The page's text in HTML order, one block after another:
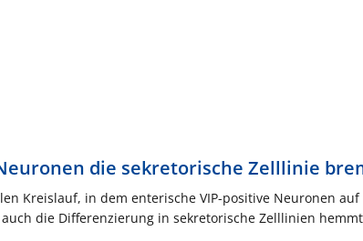
die sekretorische Zelllinie
Kreislauf, in dem enterische VIP-positive Neuronen auf
die Differenzierung in sekretorische Zelllinien